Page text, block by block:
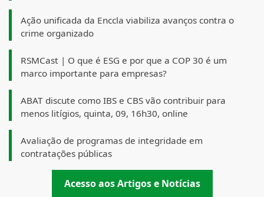
Ação unificada da Enccla viabiliza avanços contra o
crime organizado
RSMCast | O que é ESG e por que a COP 30 é um
marco importante para empresas?
ABAT discute como IBS e CBS vão contribuir para
menos litígios, quinta, 09, 16h30, online
Avaliação de programas de integridade em
contratações públicas
Acesso aos Artigos e Notícias